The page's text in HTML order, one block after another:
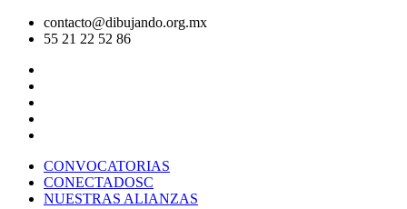
contacto@dibujando.org.mx
55 21 22 52 86
CONVOCATORIAS
CONECTADOSC
NUESTRAS ALIANZAS